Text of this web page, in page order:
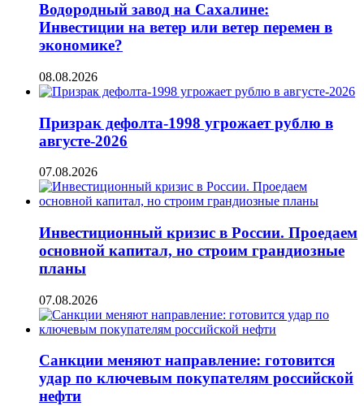
Водородный завод на Сахалине:
Инвестиции на ветер или ветер перемен в
экономике?
08.08.2026
Призрак дефолта-1998 угрожает рублю в
августе-2026
07.08.2026
Инвестиционный кризис в России. Проедаем
основной капитал, но строим грандиозные
планы
07.08.2026
Санкции меняют направление: готовится
удар по ключевым покупателям российской
нефти